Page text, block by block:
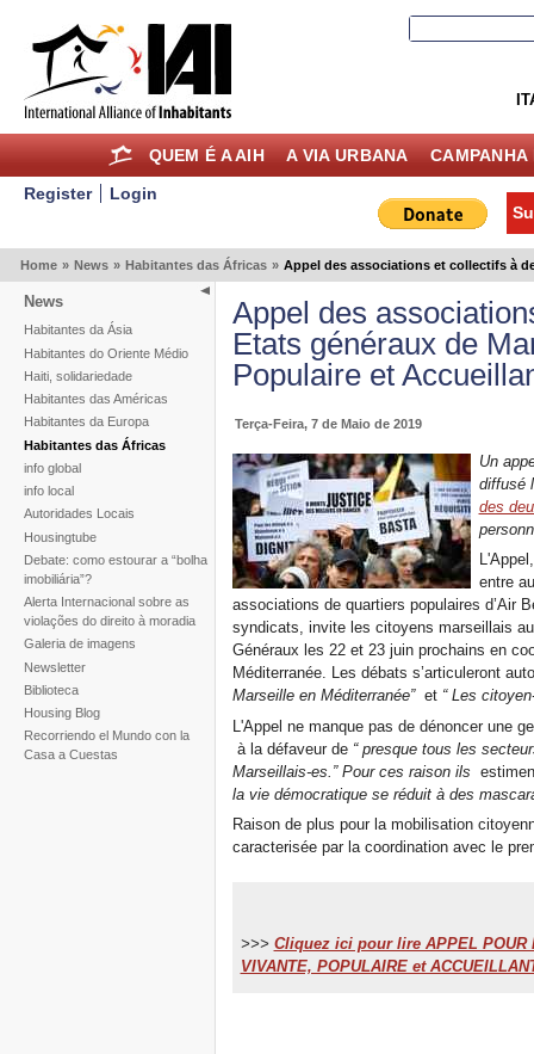
QUEM É A AIH A VIA URBANA CAMPANHA
Register
Login
Home » News » Habitantes das Áfricas » Appel des associations et collectifs à
News
Habitantes da Ásia
Habitantes do Oriente Médio
Haiti, solidariedade
Habitantes das Américas
Habitantes da Europa
Habitantes das Áfricas
info global
info local
Autoridades Locais
Housingtube
Debate: como estourar a “bolha
imobiliária”?
Alerta Internacional sobre as
violações do direito à moradia
Galeria de imagens
Newsletter
Biblioteca
Housing Blog
Recorriendo el Mundo con la
Casa a Cuestas
Appel des
Etats généraux de
Populaire et
Terça-Feira, 7 de Maio de 2019
Un
diffusé
des
entre
associations de quartiers populaires d’Air
syndicats, invite les citoyens marseillais
Généraux les 22 et 23 juin prochains en
Méditerranée. Les débats s’articuleront
Marseille en Méditerranée”et “ Les
L'Appel ne manque pas de dénoncer une
à la défaveur de “ presque tous les
Marseillais-es.” Pour ces raison ils
la vie démocratique se réduit à des
Raison de plus pour la mobilisation
caracterisée par la coordination avec le
>>> Cliquez ici pour lire APPEL POUR
VIVANTE, POPULAIRE et